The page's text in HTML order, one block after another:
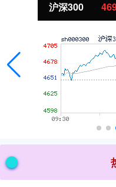
4694.44 43.13